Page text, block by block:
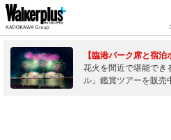
【臨港パーク席と宿泊
花火を間近で堪能でき
ル」鑑賞ツアーを販売